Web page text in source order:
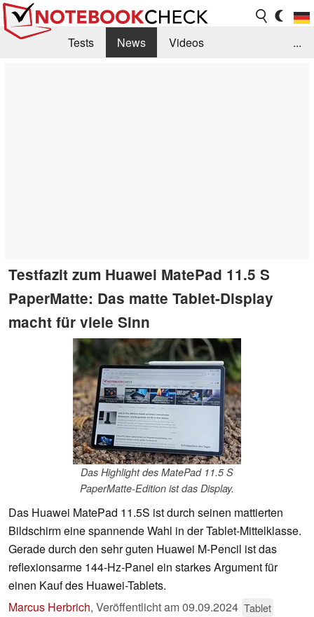
Tests News
Videos
...
Testfazit zum Huawei MatePad 11.5 S
PaperMatte: Das matte Tablet-Display
macht für viele Sinn
Das Highlight des MatePad 11.5 S
PaperMatte-Edition ist das Display.
Das Huawei MatePad 11.5S ist durch seinen mattierten
Bildschirm eine spannende Wahl in der Tablet-Mittelklasse.
Gerade durch den sehr guten Huawei M-Pencil ist das
reflexionsarme 144-Hz-Panel ein starkes Argument für
einen Kauf des Huawei-Tablets.
Marcus Herbrich, Veröffentlicht am09.09.2024 Tablet